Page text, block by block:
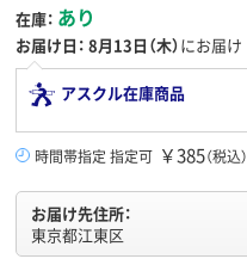
在庫： あり
お届け日： 8月13日（木）にお届け
アスクル在庫商品
時間帯指定 指定可 ￥385（税込）
お届け先住所：
東京都江東区